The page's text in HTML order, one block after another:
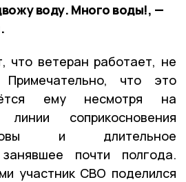
воду. Много воды!, —
что ветеран работает, не
Примечательно, что это
ему несмотря на
соприкосновения
и длительное
занявшее почти полгода.
участник СВО поделился